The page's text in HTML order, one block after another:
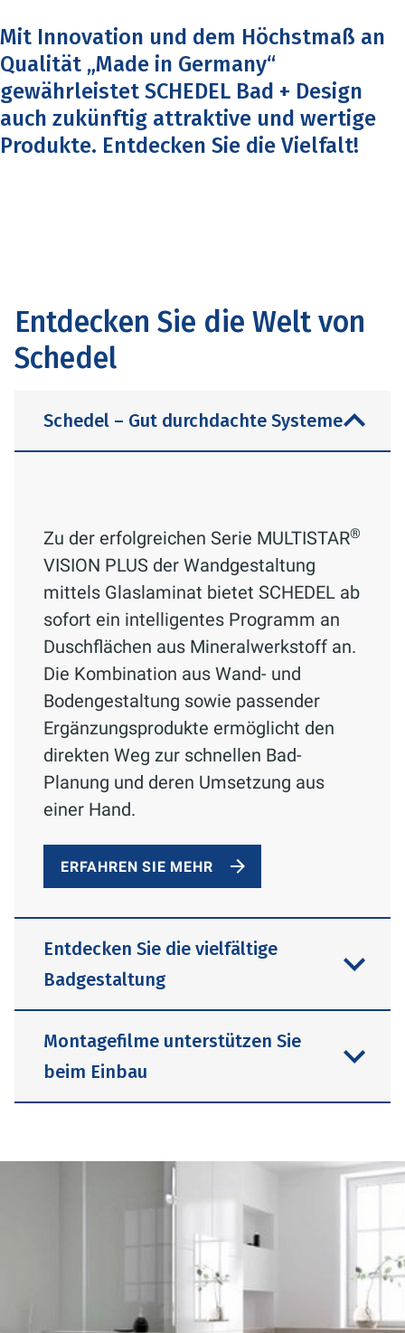
Mit Innovation und dem Höchstmaß an
Qualität „Made in Germany“
gewährleistet SCHEDEL Bad + Design
auch zukünftig attraktive und wertige
Produkte. Entdecken Sie die Vielfalt!
Entdecken Sie die Welt von
Schedel
Schedel – Gut durchdachte Systeme
Zu der erfolgreichen Serie MULTISTAR®
VISION PLUS der Wandgestaltung
mittels Glaslaminat bietet SCHEDEL ab
sofort ein intelligentes Programm an
Duschflächen aus Mineralwerkstoff an.
Die Kombination aus Wand- und
Bodengestaltung sowie passender
Ergänzungsprodukte ermöglicht den
direkten Weg zur schnellen Bad-
Planung und deren Umsetzung aus
einer Hand.
ERFAHREN SIE MEHR
Entdecken Sie die vielfältige
Badgestaltung
Fugenlose Nischen sowie elegante
als Inspiration in Form kurzer Clips zur
Verfügung. Kurz und knapp zeigt
Schedel kreative Ideen für große und
kleine Bäder. Darf es ein moderner
Materialmix sein oder soll das
Gästebad möglichst schnell und sauber
Montagefilme unterstützen Sie
beim Einbau
Jederzeit online abrufbar: als
Unterstützung für Profis vom Fach oder
als Anleitung für den couragierten
Semi-Profi zuhause. Schritt für Schritt
zeigen die Videos den einfachen
Aufbau der Schedel Produkte.